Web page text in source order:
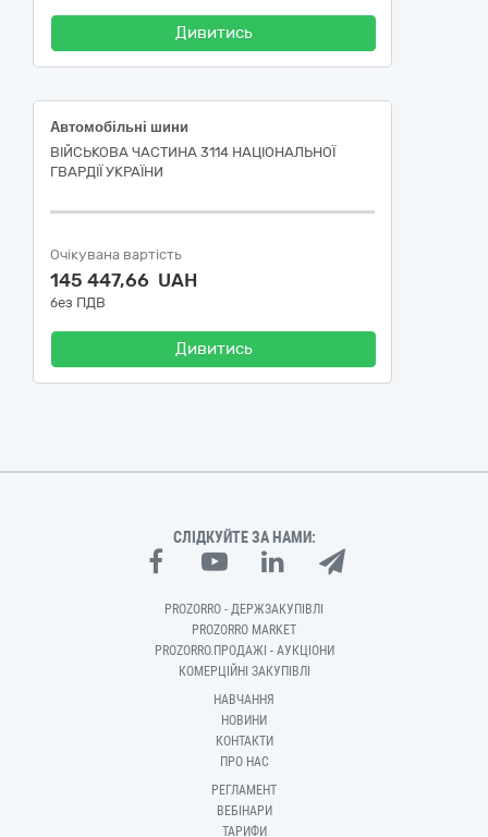
Дивитись
Автомобільні шини
ВІЙСЬКОВА ЧАСТИНА 3114 НАЦІОНАЛЬНОЇ
ГВАРДІЇ УКРАЇНИ
Очікувана вартість
145 447,66 UAH
без ПДВ
Дивитись
СЛІДКУЙТЕ ЗА НАМИ:
PROZORRO - ДЕРЖЗАКУПІВЛІ
PROZORRO MARKET
PROZORRO.ПРОДАЖІ - АУКЦІОНИ
КОМЕРЦІЙНІ ЗАКУПІВЛІ
НАВЧАННЯ
НОВИНИ
КОНТАКТИ
ПРО НАС
РЕГЛАМЕНТ
ВЕБІНАРИ
ТАРИФИ